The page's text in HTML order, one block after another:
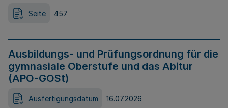
Seite 457
Ausbildungs- und Prüfungsordnung für die
gymnasiale Oberstufe und das Abitur
(APO-GOSt)
Ausfertigungsdatum 16.07.2026